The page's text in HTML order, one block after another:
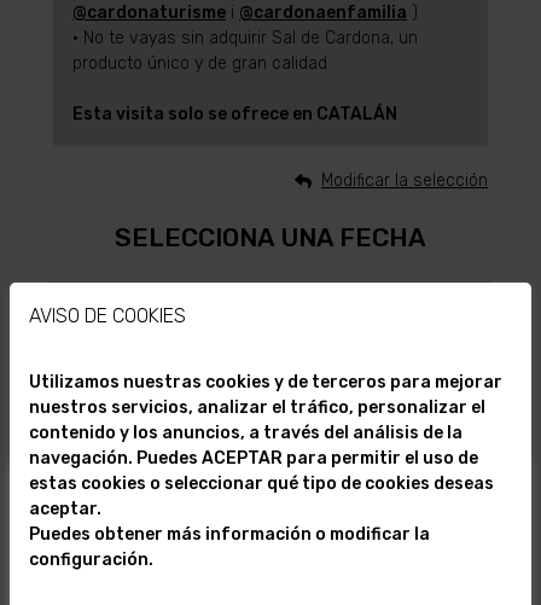
VISITA ESPECIAL
"UN ATARDECER EN EL CASTILLO DE CARDONA"- Jueves y
@cardonaturisme i @cardonaenfamilia )
• No te vayas sin adquirir Sal de Cardona, un
producto único y de gran calidad
Esta visita solo se ofrece en CATALÁN
Modificar la selección
SELECCIONA UNA FECHA
Agosto 2026
Lu Ma Mi Ju Vi Sa
1 2
3 4
AVISO DE COOKIES
Utilizamos nuestras cookies y de terceros para mejorar
nuestros servicios, analizar el tráfico, personalizar el
contenido y los anuncios, a través del análisis de la
navegación. Puedes ACEPTAR para permitir el uso de
estas cookies o seleccionar qué tipo de cookies deseas
aceptar.
Puedes obtener más información o modificar la
configuración.